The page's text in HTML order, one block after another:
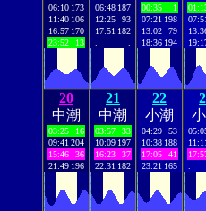
06:10 173
11:40 106
16:57 170
23:52
13
06:48 187
12:25
93
17:51 182
00:35
1
07:21 198
13:02
79
18:36 194
07:51
20
中潮
03:25
16
09:41 204
15:46
36
21:49 196
21
中潮
03:57
33
10:09 197
16:23
37
22:31 182
22
小潮
04:29
53
10:38 188
17:05
41
23:21 165
11:11